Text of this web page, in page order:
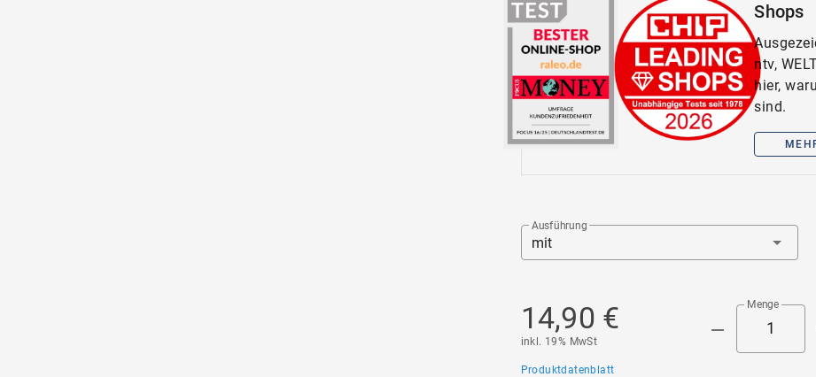
Shops
ntv,
hier,
sind.
Ausführung
mit
14,90 €
inkl. 19% MwSt
Produktdatenblatt
Menge